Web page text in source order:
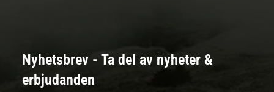
Nyhetsbrev - Ta del av nyheter &
erbjudanden